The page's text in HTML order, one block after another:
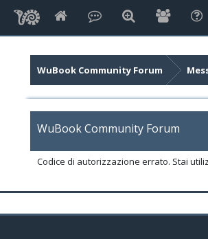
WuBook Community Forum
WuBook Community Forum
Codice di autorizzazione errato. Stai